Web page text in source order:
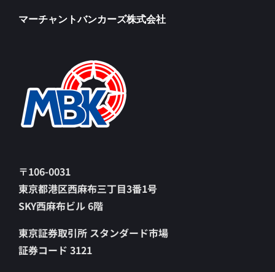
マーチャントバンカーズ株式会社
〒106-0031
東京都港区西麻布三丁目3番1号
SKY西麻布ビル 6階
東京証券取引所 スタンダード市場
証券コード 3121